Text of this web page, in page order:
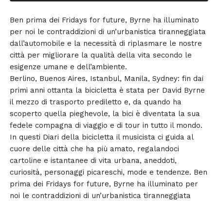
Ben prima dei Fridays for future, Byrne ha illuminato
per noi le contraddizioni di un’urbanistica tiranneggiata
dall’automobile e la necessità di riplasmare le nostre
città per migliorare la qualità della vita secondo le
esigenze umane e dell’ambiente.
Berlino, Buenos Aires, Istanbul, Manila, Sydney: fin dai
primi anni ottanta la bicicletta è stata per David Byrne
il mezzo di trasporto prediletto e, da quando ha
scoperto quella pieghevole, la bici è diventata la sua
fedele compagna di viaggio e di tour in tutto il mondo.
In questi Diari della bicicletta il musicista ci guida al
cuore delle città che ha più amato, regalandoci
cartoline e istantanee di vita urbana, aneddoti,
curiosità, personaggi picareschi, mode e tendenze. Ben
prima dei Fridays for future, Byrne ha illuminato per
noi le contraddizioni di un’urbanistica tiranneggiata